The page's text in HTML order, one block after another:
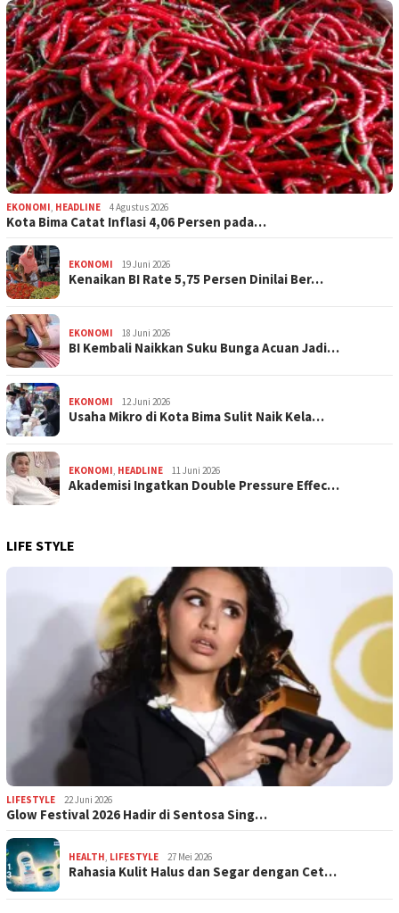
EKONOMI, HEADLINE 4 Agustus 2026
Kota Bima Catat Inflasi 4,06 Persen pada…
EKONOMI 19 Juni 2026
Kenaikan BI Rate 5,75 Persen Dinilai Ber…
EKONOMI 18 Juni 2026
BI Kembali Naikkan Suku Bunga Acuan Jadi…
EKONOMI 12 Juni 2026
Usaha Mikro di Kota Bima Sulit Naik Kela…
EKONOMI, HEADLINE 11 Juni 2026
Akademisi Ingatkan Double Pressure Effec…
LIFE STYLE
LIFESTYLE 22 Juni 2026
Glow Festival 2026 Hadir di Sentosa Sing…
HEALTH LIFESTYLE 27 Mei 2026
Rahasia Kulit Halus dan Segar dengan Cet…